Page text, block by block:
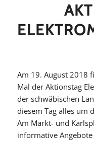
Am 19. August 2018
Mal der Aktionstag
der schwäbischen
diesem Tag alles um
Am Markt- und
informative